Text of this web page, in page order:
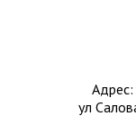
Адрес:
ул